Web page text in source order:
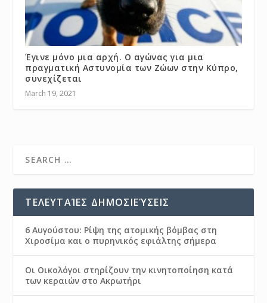
Έγινε μόνο μια αρχή. Ο αγώνας για μια
πραγματική Αστυνομία των Ζώων στην Κύπρο,
συνεχίζεται
March 19, 2021
ΤΕΛΕΥΤΑΊΕΣ ΔΗΜΟΣΙΕΎΣΕΙΣ
6 Αυγούστου: Ρίψη της ατομικής βόμβας στη
Χιροσίμα και ο πυρηνικός εφιάλτης σήμερα
Οι Οικολόγοι στηρίζουν την κινητοποίηση κατά
των κεραιών στο Ακρωτήρι